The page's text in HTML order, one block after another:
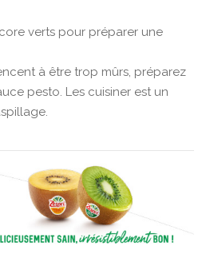
verts pour préparer une
à être trop mûrs, préparez
pesto. Les cuisiner est un